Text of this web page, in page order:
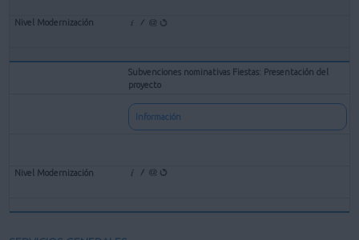
Subvenciones nominativas Fiestas: Presentación del
proyecto
Información